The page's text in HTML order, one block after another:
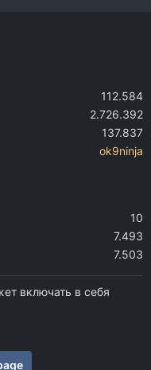
112.584
2.726.392
137.837
ok9ninja
10
7.493
7.503
включать в себя